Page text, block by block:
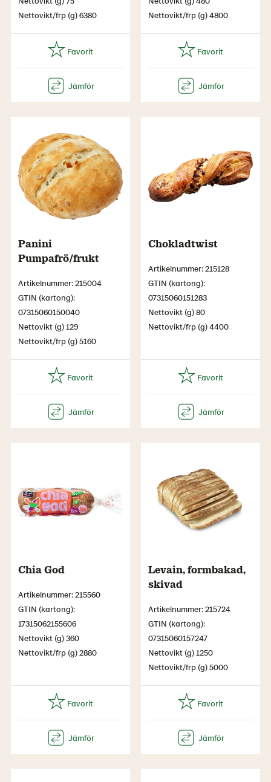
Nettovikt/frp (g) 6380
Nettovikt/frp (g) 4800
Panini
Pumpafrö/frukt
Artikelnummer: 215004
GTIN (kartong):
07315060150040
Nettovikt (g) 129
Nettovikt/frp (g) 5160
Chokladtwist
Artikelnummer: 215128
GTIN (kartong):
07315060151283
Nettovikt (g) 80
Nettovikt/frp (g) 4400
Chia God
Artikelnummer: 215560
GTIN (kartong):
17315062155606
Nettovikt (g) 360
Nettovikt/frp (g) 2880
Levain, formbakad,
skivad
Artikelnummer: 215724
GTIN (kartong):
07315060157247
Nettovikt (g) 1250
Nettovikt/frp (g) 5000